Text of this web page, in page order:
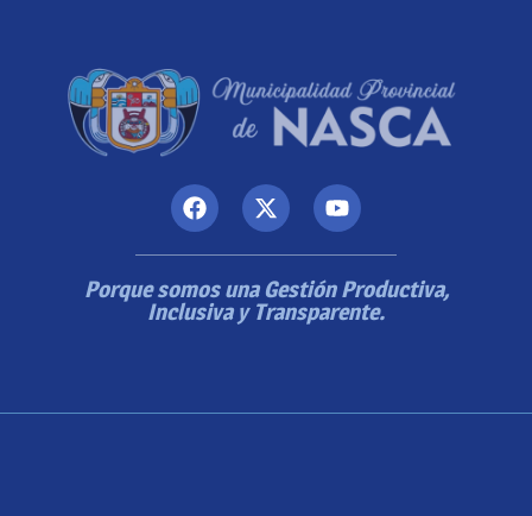
Porque somos una Gestión Productiva,
Inclusiva y Transparente.